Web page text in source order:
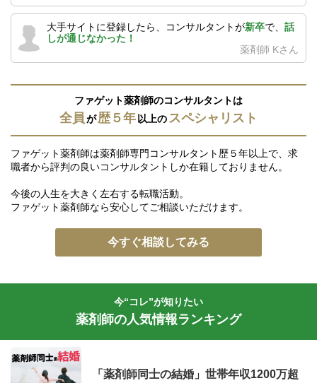
大手サイトに登録したら、コンサルタントが新卒で、 話
しが通じなかった！
薬剤師 Kさん
ファゲット薬剤師のコンサルタントは
全員が歴５年以上のスペシャリスト
ファゲット薬剤師は薬剤師専門コンサルタント歴５年以上で、求
職者から評判の良いコンサルタントしか在籍しておりません。
今後の人生を大きく左右する転職活動。
ファゲット薬剤師なら安心してご相談いただけます。
今すぐ相談してみる
今“コレ”が知りたい
薬剤師の人気情報ランキング
「薬剤師同士の結婚」世帯年収1200万超